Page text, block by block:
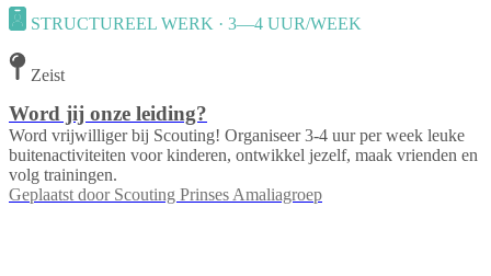
STRUCTUREEL WERK · 3—4 UUR/WEEK
Zeist
Word jij onze leiding?
Word vrijwilliger bij Scouting! Organiseer 3-4 uur per week leuke
buitenactiviteiten voor kinderen, ontwikkel jezelf, maak vrienden en
volg trainingen.
Geplaatst door Scouting Prinses Amaliagroep